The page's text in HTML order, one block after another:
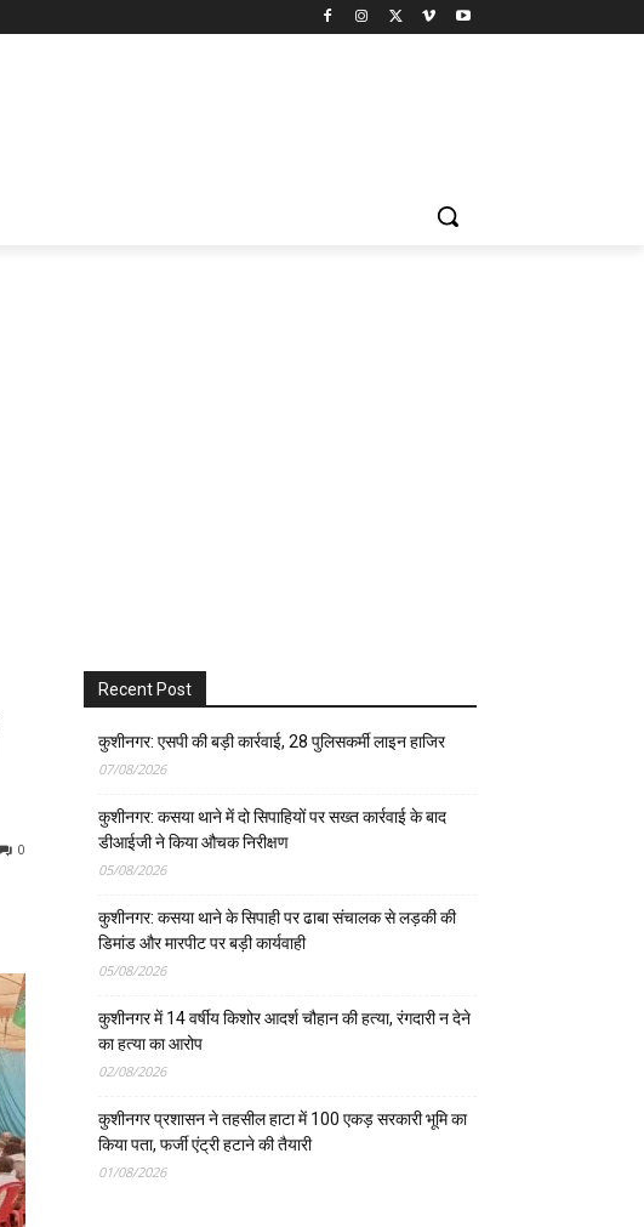
0
Recent Post
कुशीनगर: एसपी की बड़ी कार्रवाई, 28 पुलिसकर्मी लाइन हाजिर
07/08/2026
कुशीनगर: कसया थाने में दो सिपाहियों पर सख्त कार्रवाई के बाद
डीआईजी ने किया औचक निरीक्षण
05/08/2026
कुशीनगर: कसया थाने के सिपाही पर ढाबा संचालक से लड़की की
डिमांड और मारपीट पर बड़ी कार्यवाही
05/08/2026
कुशीनगर में 14 वर्षीय किशोर आदर्श चौहान की हत्या, रंगदारी न देने
का हत्या का आरोप
02/08/2026
कुशीनगर प्रशासन ने तहसील हाटा में 100 एकड़ सरकारी भूमि का
किया पता, फर्जी एंट्री हटाने की तैयारी
01/08/2026